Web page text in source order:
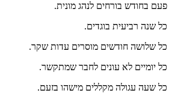
פעם בחודש בורחים לנהג מונית.
כל שנה רביעית בוגדים.
כל שלושה חודשים מוסרים עדות שקר.
כל יומיים לא עונים לחבר שמתקשר.
כל שעה עגולה מקללים מישהו בזעם.